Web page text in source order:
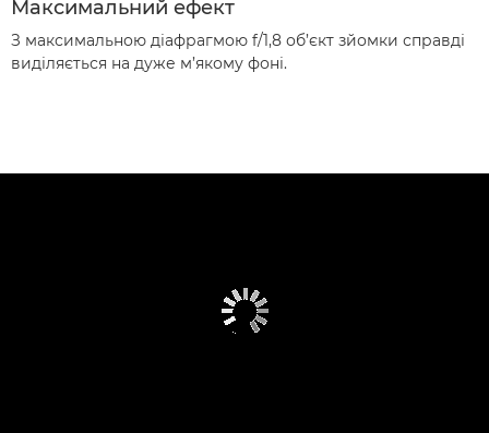
Максимальний ефект
З максимальною діафрагмою f/1,8 об’єкт зйомки справді
виділяється на дуже м’якому фоні.